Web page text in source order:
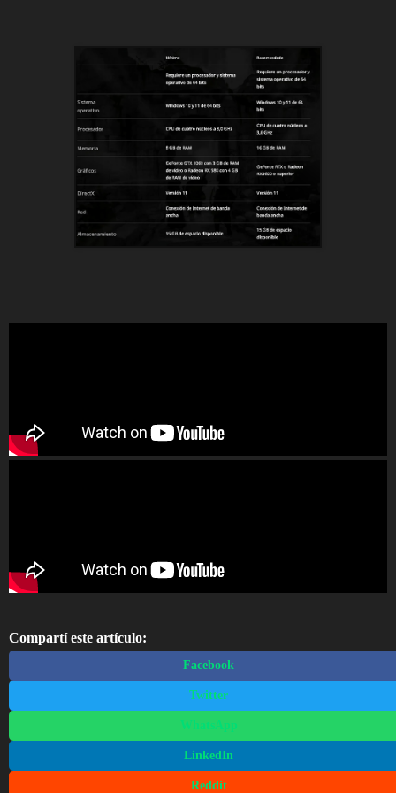
Compartí este artículo:
Facebook
Twitter
WhatsApp
LinkedIn
Reddit